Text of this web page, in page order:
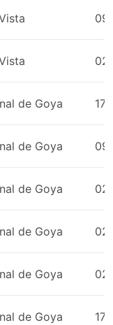
de Goya
de Goya
de Goya
de Goya
de Goya
de Goya